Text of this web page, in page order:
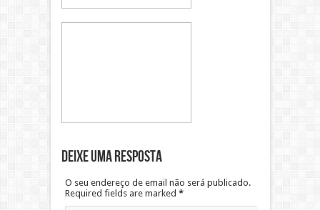
Deixe uma resposta
O seu endereço de email não será publicado.
Required fields are marked *